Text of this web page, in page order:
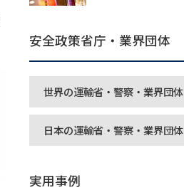
安全政策省庁・業界団体
世界の運輸省・警察・業界団体
日本の運輸省・警察・業界団体
実用事例